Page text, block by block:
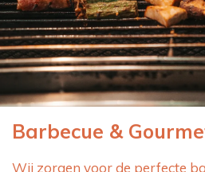
Barbecue &
Wij zorgen voor de perfecte